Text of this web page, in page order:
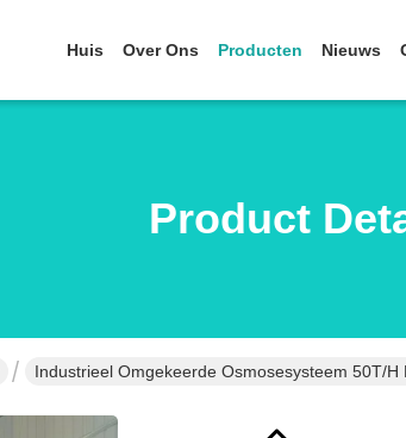
Huis Over Ons Producten Nieuws
Product
Industrieel Omgekeerde Osmosesysteem 50T/